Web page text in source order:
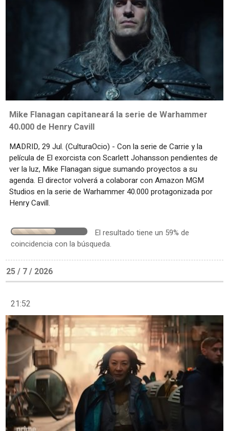
Mike Flanagan capitaneará la serie de Warhammer
40.000 de Henry Cavill
MADRID, 29 Jul. (CulturaOcio) - Con la serie de Carrie y la
película de El exorcista con Scarlett Johansson pendientes de
ver la luz, Mike Flanagan sigue sumando proyectos a su
agenda. El director volverá a colaborar con Amazon MGM
Studios en la serie de Warhammer 40.000 protagonizada por
Henry Cavill.
El resultado tiene un 59% de
coincidencia con la búsqueda.
25 / 7 / 2026
21:52